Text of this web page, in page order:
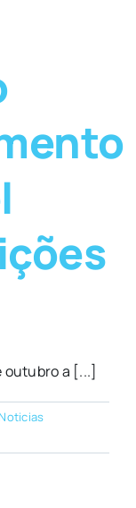
outubro a [...]
Noticias